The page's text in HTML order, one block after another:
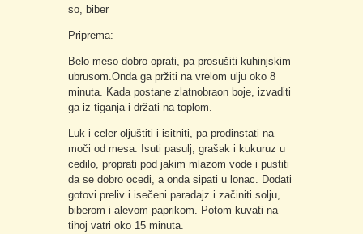
so, biber
Priprema:
Belo meso dobro oprati, pa prosušiti kuhinjskim
ubrusom.Onda ga pržiti na vrelom ulju oko 8
minuta. Kada postane zlatnobraon boje, izvaditi
ga iz tiganja i držati na toplom.
Luk i celer oljuštiti i isitniti, pa prodinstati na
moči od mesa. Isuti pasulj, grašak i kukuruz u
cedilo, proprati pod jakim mlazom vode i pustiti
da se dobro ocedi, a onda sipati u lonac. Dodati
gotovi preliv i isečeni paradajz i začiniti solju,
biberom i alevom paprikom. Potom kuvati na
tihoj vatri oko 15 minuta.